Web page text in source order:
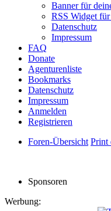
Banner für
RSS Widget
Datenschutz
Impressum
FAQ
Donate
Agenturenliste
Bookmarks
Datenschutz
Impressum
Anmelden
Registrieren
Foren-Übersicht Print
Sponsoren
Werbung: